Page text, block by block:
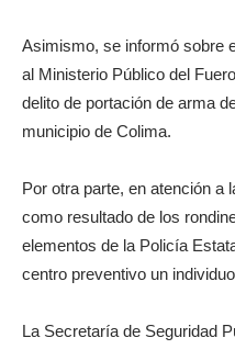
Asimismo, se informó sobre
al Ministerio Público del
delito de portación de arma
municipio de Colima.
Por otra parte, en atención a
como resultado de los
elementos de la Policía
centro preventivo un
La Secretaría de Seguridad